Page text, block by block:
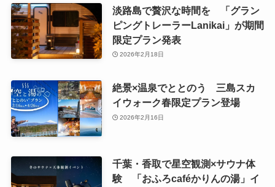
淡路島で贅沢な時間を 「グラン
ピングトレーラーLanikai」が期間
限定プラン発表
2026年2月18日
絶景×温泉でととのう 三島スカ
イウォーク春限定プラン登場
2026年2月16日
千葉・香取で星空観測×サウナ体
験 「おふろcaféかりんの湯」イ